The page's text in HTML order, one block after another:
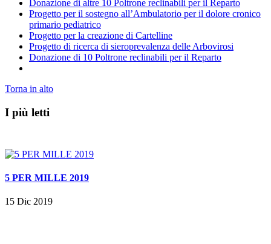
Donazione di altre 10 Poltrone reclinabili per il Reparto
Progetto per il sostegno all’Ambulatorio per il dolore cronico
primario pediatrico
Progetto per la creazione di Cartelline
Progetto di ricerca di sieroprevalenza delle Arbovirosi
Donazione di 10 Poltrone reclinabili per il Reparto
Torna in alto
I più letti
5 PER MILLE 2019
15 Dic 2019